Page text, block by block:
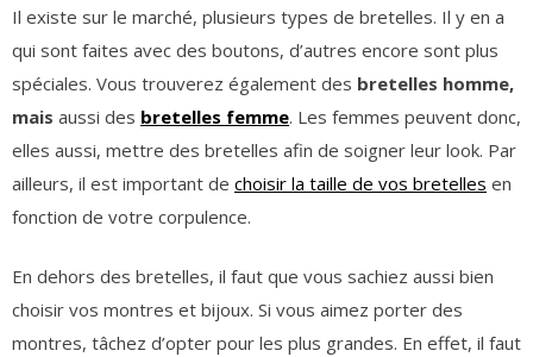
Il existe sur le marché, plusieurs types de bretelles. Il y en a
qui sont faites avec des boutons, d’autres encore sont plus
spéciales. Vous trouverez également des bretelles homme,
mais aussi des bretelles femme. Les femmes peuvent donc,
elles aussi, mettre des bretelles afin de soigner leur look. Par
ailleurs, il est important de choisir la taille de vos bretelles en
fonction de votre corpulence.
En dehors des bretelles, il faut que vous sachiez aussi bien
choisir vos montres et bijoux. Si vous aimez porter des
montres, tâchez d’opter pour les plus grandes. En effet, il faut